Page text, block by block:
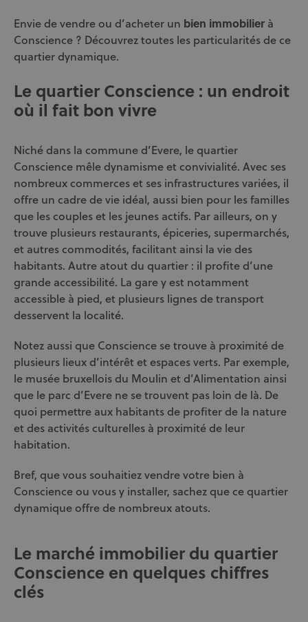
Envie de vendre ou d’acheter un bien immobilier à
Conscience ? Découvrez toutes les particularités de ce
quartier dynamique.
Le quartier Conscience : un endroit
où il fait bon vivre
Niché dans la commune d’Evere, le quartier
Conscience mêle dynamisme et convivialité. Avec ses
nombreux commerces et ses infrastructures variées, il
offre un cadre de vie idéal, aussi bien pour les familles
que les couples et les jeunes actifs. Par ailleurs, on y
trouve plusieurs restaurants, épiceries, supermarchés,
et autres commodités, facilitant ainsi la vie des
habitants. Autre atout du quartier : il profite d’une
grande accessibilité. La gare y est notamment
accessible à pied, et plusieurs lignes de transport
desservent la localité.
Notez aussi que Conscience se trouve à proximité de
plusieurs lieux d’intérêt et espaces verts. Par exemple,
le musée bruxellois du Moulin et d’Alimentation ainsi
que le parc d’Evere ne se trouvent pas loin de là. De
quoi permettre aux habitants de profiter de la nature
et des activités culturelles à proximité de leur
habitation.
Bref, que vous souhaitiez vendre votre bien à
Conscience ou vous y installer, sachez que ce quartier
dynamique offre de nombreux atouts.
Le marché immobilier du quartier
Conscience en quelques chiffres
clés